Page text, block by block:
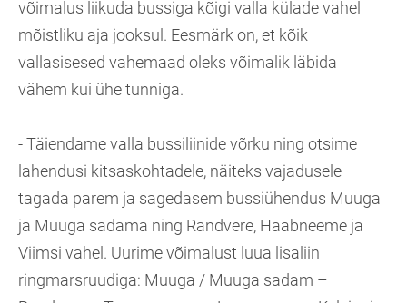
võimalus liikuda bussiga kõigi valla külade vahel
mõistliku aja jooksul. Eesmärk on, et kõik
vallasisesed vahemaad oleks võimalik läbida
vähem kui ühe tunniga.
- Täiendame valla bussiliinide võrku ning otsime
lahendusi kitsaskohtadele, näiteks vajadusele
tagada parem ja sagedasem bussiühendus Muuga
ja Muuga sadama ning Randvere, Haabneeme ja
Viimsi vahel. Uurime võimalust luua lisaliin
ringmarsruudiga: Muuga / Muuga sadam –